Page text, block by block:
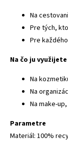
Na
Pre tých,
Pre
Na čo ju využijete
Na
Na
Na make-
Parametre
Materiál: 100%